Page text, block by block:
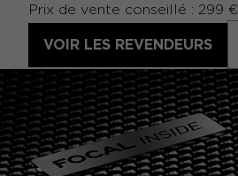
Prix de vente conseillé : 299 €
VOIR LES REVENDEURS